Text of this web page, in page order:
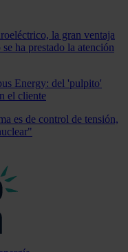
la gran ventaja
ha prestado la atención
Energy: del 'pulpito'
el cliente
es de control de tensión,